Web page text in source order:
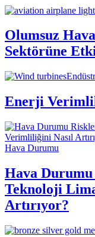
Olumsuz
Sektörüne
Enerji
Hava Durumu
Hava Durumu
Teknoloji
Artırıyor?